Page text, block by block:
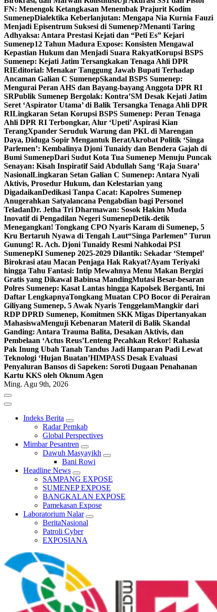
FN: Menengok Ketangkasan Menembak Prajurit Kodim
SumenepDialektika Keberlanjutan: Mengapa Nia Kurnia Fauzi
Menjadi Episentrum Suksesi di Sumenep?Menanti Taring
Adhyaksa: Antara Prestasi Kejati dan “Peti Es” Kejari
Sumenep12 Tahun Madura Expose: Konsisten Mengawal
Kepastian Hukum dan Menjadi Suara RakyatKorupsi BSPS
Sumenep: Kejati Jatim Tersangkakan Tenaga Ahli DPR
RIEditorial: Menakar Tanggung Jawab Bupati Terhadap
Ancaman Galian C SumenepSkandal BSPS Sumenep:
Mengurai Peran AHS dan Bayang-bayang Anggota DPR RI
SRPublik Sumenep Bergolak: Kontra’SM Desak Kejati Jatim
Seret ‘Aspirator Utama’ di Balik Tersangka Tenaga Ahli DPR
RILingkaran Setan Korupsi BSPS Sumenep: Peran Tenaga
Ahli DPR RI Terbongkar, Alur ‘Upeti’ Aspirasi Kian
TerangXpander Seruduk Warung dan PKL di Marengan
Daya, Diduga Sopir Mengantuk BeratAkrobat Politik ‘Singa
Parlemen’: Kembalinya Djoni Tunaidy dan Bendera Gajah di
Bumi SumenepDari Sudut Kota Tua Sumenep Menuju Puncak
Senayan: Kisah Inspiratif Said Abdullah Sang ‘Raja Suara’
NasionalLingkaran Setan Galian C Sumenep: Antara Nyali
Aktivis, Prosedur Hukum, dan Kelestarian yang
DigadaikanDedikasi Tanpa Cacat: Kapolres Sumenep
Anugerahkan Satyalancana Pengabdian bagi Personel
TeladanDr. Jetha Tri Dharmawan: Sosok Hakim Muda
Inovatif di Pengadilan Negeri SumenepDetik-detik
Menegangkan! Tongkang CPO Nyaris Karam di Sumenep, 5
Kru Bertaruh Nyawa di Tengah Laut“Singa Parlemen” Turun
Gunung! R. Ach. Djoni Tunaidy Resmi Nahkodai PSI
SumenepKI Sumenep 2025-2029 Dilantik: Sekadar ‘Stempel’
Birokrasi atau Macan Penjaga Hak Rakyat?Ayam Teriyaki
hingga Tahu Fantasi: Intip Mewahnya Menu Makan Bergizi
Gratis yang Dikawal Babinsa MandingMutasi Besar-besaran
Polres Sumenep: Kasat Lantas hingga Kapolsek Berganti, Ini
Daftar LengkapnyaTongkang Muatan CPO Bocor di Perairan
Giliyang Sumenep, 5 Awak Nyaris TenggelamMangkir dari
RDP DPRD Sumenep, Komitmen SKK Migas Dipertanyakan
MahasiswaMenguji Kebenaran Materil di Balik Skandal
Ganding: Antara Trauma Balita, Desakan Aktivis, dan
Pembelaan ‘Actus Reus’Lenteng Pecahkan Rekor! Rahasia
Pak Inung Ubah Tanah Tandus Jadi Hamparan Padi Lewat
Teknologi ‘Hujan Buatan’HIMPASS Desak Evaluasi
Penyaluran Bansos di Sapeken: Soroti Dugaan Penahanan
Kartu KKS oleh Oknum Agen
Ming. Agu 9th, 2026
Indeks Berita
Radar Pemkab
Global Perspectives
Mimbar Pesantren
Dawuh Masyayikh
Bani Rowi
Headline News
SAMPANG EXPOSE
SUMENEP EXPOSE
BANGKALAN EXPOSE
Pamekasan Expose
Laboratorium Nalar
BeritaNasional
Patroli Cyber
EXPOSIANA